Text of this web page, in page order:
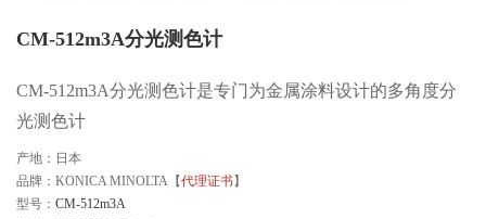
CM-512m3A分光测色计
CM-512m3A分光测色计是专门为金属涂料设计的多角度分
光测色计
产地：日本
品牌：KONICA MINOLTA【代理证书】
型号： CM-512m3A